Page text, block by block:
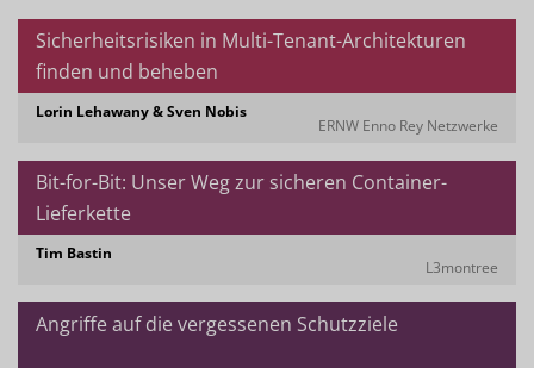
Sicherheitsrisiken in Multi-Tenant-Architekturen
finden und beheben
Lorin Lehawany & Sven Nobis
ERNW Enno Rey Netzwerke
Bit-for-Bit: Unser Weg zur sicheren Container-
Lieferkette
Tim Bastin
L3montree
Angriffe auf die vergessenen Schutzziele